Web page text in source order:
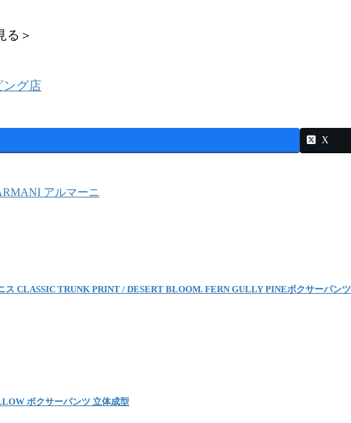
る＞
ング店
X
アルマーニ
CLASSIC TRUNK PRINT / DESERT BLOOM. FERN GULLY PINEボクサーパンツ
ボクサーパンツ 立体成型